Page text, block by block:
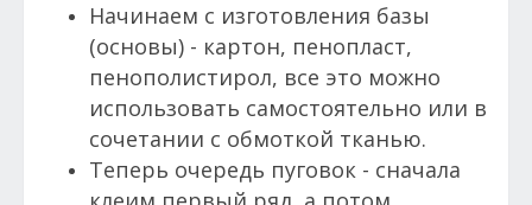
Начинаем с изготовления базы
(основы) - картон, пенопласт,
пенополистирол, все это можно
использовать самостоятельно или в
сочетании с обмоткой тканью.
Теперь очередь пуговок - сначала